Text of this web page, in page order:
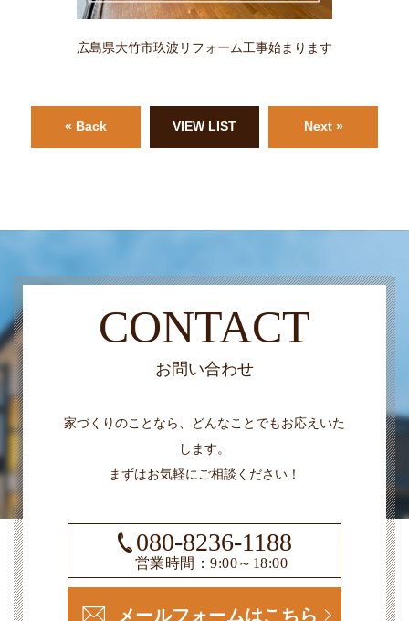
広島県大竹市玖波リフォーム工事始まります
« Back VIEW LIST Next »
CONTACT
お問い合わせ
家づくりのことなら、どんなことでもお応えいた
します。
まずはお気軽にご相談ください！
080-8236-1188
営業時間：9:00～18:00
メールフォームはこちら